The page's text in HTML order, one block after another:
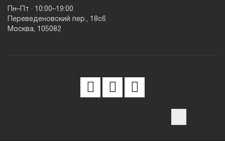
Пн–Пт · 10:00–19:00
Переведеновский пер., 18с6
Москва, 105082